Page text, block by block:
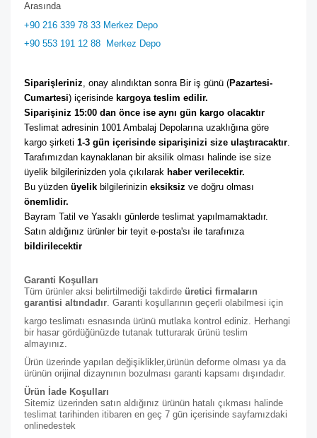
Arasında
+90 216 339 78 33 Merkez Depo
+90 553 191 12 88 Merkez Depo
Siparişleriniz, onay alındıktan sonra Bir iş günü (Pazartesi-
Cumartesi) içerisinde kargoya teslim edilir.
Siparişiniz 15:00 dan önce ise aynı gün kargo olacaktır
Teslimat adresinin 1001 Ambalaj Depolarına uzaklığına göre
kargo şirketi 1-3 gün içerisinde siparişinizi size ulaştıracaktır.
Tarafımızdan kaynaklanan bir aksilik olması halinde ise size
üyelik bilgilerinizden yola çıkılarak haber verilecektir.
Bu yüzden üyelik bilgilerinizin eksiksiz
önemlidir.
Bayram Tatil ve Yasaklı günlerde teslimat yapılmamaktadır.
Satın aldığınız ürünler bir teyit e-posta'sı ile tarafınıza
bildirilecektir
Garanti Koşulları
Tüm ürünler aksi belirtilmediği takdirde üretici firmaların
garantisi altındadır. Garanti koşullarının geçerli olabilmesi için
kargo teslimatı esnasında ürünü mutlaka kontrol ediniz. Herhangi
bir hasar gördüğünüzde tutanak tutturarak ürünü teslim
almayınız.
Ürün üzerinde yapılan değişiklikler,ürünün deforme olması ya da
ürünün orijinal dizaynının bozulması garanti kapsamı dışındadır.
Ürün İade Koşulları
Sitemiz üzerinden satın aldığınız ürünün hatalı çıkması halinde
teslimat tarihinden itibaren en geç 7 gün içerisinde sayfamızdaki
onlinedestek